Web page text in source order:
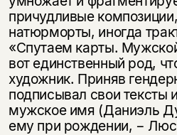
причудливые
натюрморты, иногда
«Спутаем карты.
вот единственный род,
художник. Приняв
подписывал свои тексты
мужское имя (Даниэль
ему при рождении, −